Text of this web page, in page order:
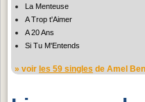
La Menteuse
A Trop t'Aimer
A 20 Ans
Si Tu M'Entends
» voir les 59 singles de Amel